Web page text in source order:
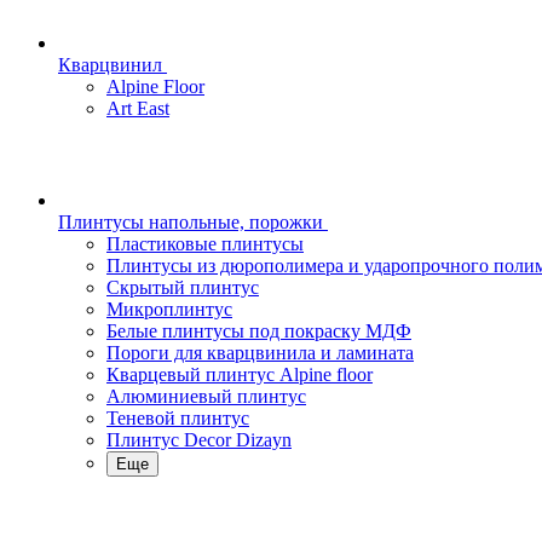
Кварцвинил
Alpine Floor
Art East
Плинтусы напольные, порожки
Пластиковые плинтусы
Плинтусы из дюрополимера и ударопрочного
Скрытый плинтус
Микроплинтус
Белые плинтусы под покраску МДФ
Пороги для кварцвинила и ламината
Кварцевый плинтус Alpine floor
Алюминиевый плинтус
Теневой плинтус
Плинтус Decor Dizayn
Еще